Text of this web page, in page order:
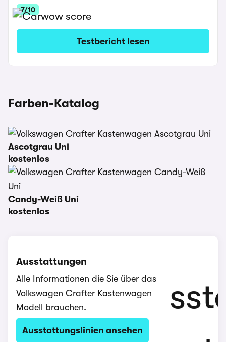
7/10
Testbericht lesen
Farben-Katalog
Ascotgrau Uni
kostenlos
Candy-Weiß Uni
kostenlos
Ausstattungen
Alle Informationen die Sie über das
Volkswagen Crafter Kastenwagen
Modell brauchen.
Ausstattungslinien ansehen